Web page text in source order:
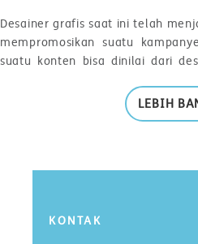
Desainer grafis saat ini telah
mempromosikan suatu
suatu konten bisa dinilai dari
visual yang menarik dan
memenangkan hati
LEBIH
KONTAK